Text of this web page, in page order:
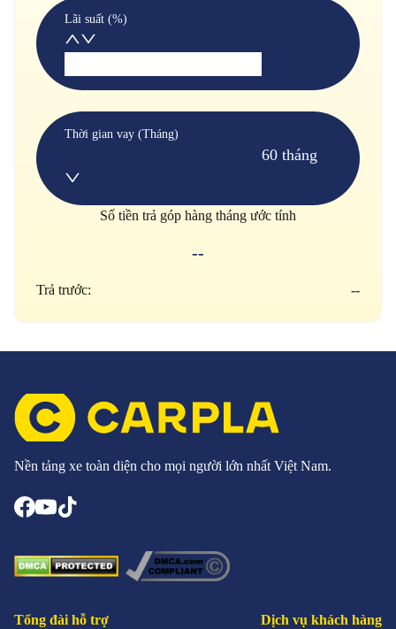
Lãi suất (%)
Thời gian vay (Tháng)
60 tháng
Số tiền trả góp hàng tháng ước tính
--
Trả trước: --
Nền tảng xe toàn diện cho mọi người lớn nhất Việt Nam.
Tổng đài hỗ trợ Dịch vụ khách hàng